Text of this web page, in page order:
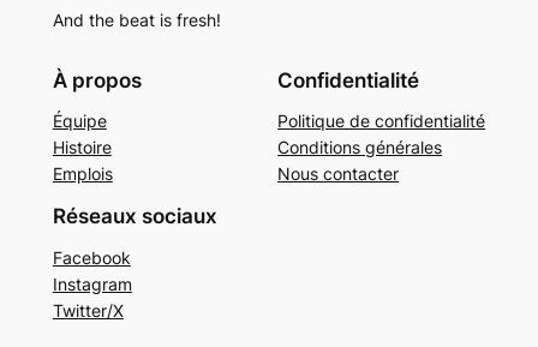
And the beat is fresh!
À propos
Équipe
Histoire
Emplois
Confidentialité
Politique de confidentialité
Conditions générales
Nous contacter
Réseaux sociaux
Facebook
Instagram
Twitter/X